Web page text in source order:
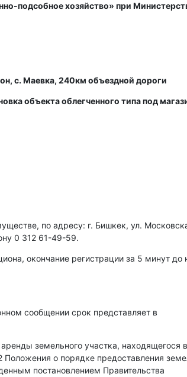
подсобное хозяйство» при
с. Маевка, 240км объездной дороги
объекта облегченного типа под
по адресу: г. Бишкек, ул.
0 312 61-49-59.
окончание регистрации за 5 минут до
сообщении срок представляет в
земельного участка, находящегося в
Положения о порядке предоставления
постановлением Правительства